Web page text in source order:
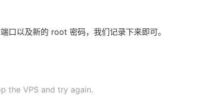
口以及新的 root 密码，我们记录下来即可。
the VPS and try again.